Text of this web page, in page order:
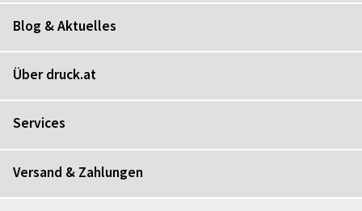
Blog & Aktuelles
Über druck.at
Services
Versand & Zahlungen